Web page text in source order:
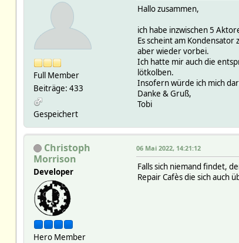
Full Member
Beiträge: 433
Gespeichert
Hallo zusammen,
ich habe inzwischen 5
Es scheint am
aber wieder vorbei.
Ich hatte mir auch die
lötkolben.
Insofern würde ich mich
Danke & Gruß,
Tobi
Christoph
Morrison
Developer
Hero Member
06 Mai 2022, 14:21:12
Falls sich niemand findet,
Repair Cafès die sich auch